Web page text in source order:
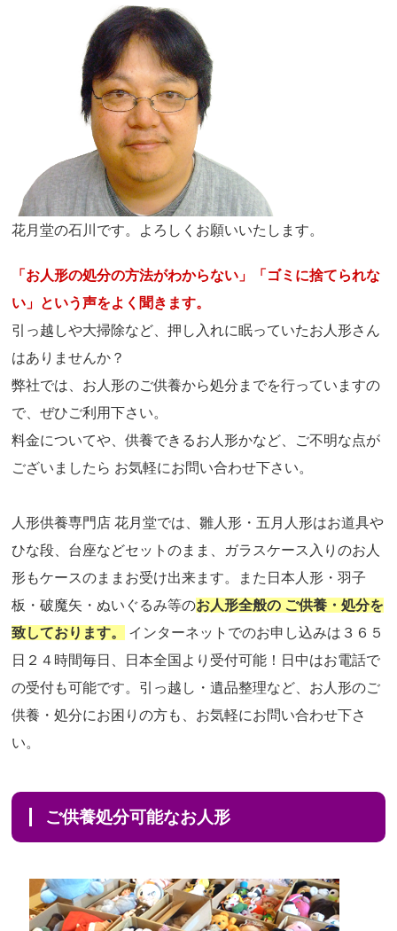
花月堂の石川です。よろしくお願いいたします。
「お人形の処分の方法がわからない」「ゴミに捨てられな
い」という声をよく聞きます。
引っ越しや大掃除など、押し入れに眠っていたお人形さん
はありませんか？
弊社では、お人形のご供養から処分までを行っていますの
で、ぜひご利用下さい。
料金についてや、供養できるお人形かなど、ご不明な点が
ございましたら お気軽にお問い合わせ下さい。
人形供養専門店 花月堂では、雛人形・五月人形はお道具や
ひな段、台座などセットのまま、ガラスケース入りのお人
形もケースのままお受け出来ます。また日本人形・羽子
板・破魔矢・ぬいぐるみ等のお人形全般の ご供養・処分を
致しております。
インターネットでのお申し込みは３６５
日２４時間毎日、日本全国より受付可能！日中はお電話で
の受付も可能です。引っ越し・遺品整理など、お人形のご
供養・処分にお困りの方も、お気軽にお問い合わせ下さ
い。
ご供養処分可能なお人形